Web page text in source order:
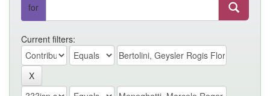
for
Current filters: